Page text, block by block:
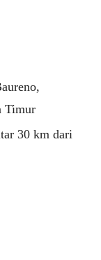
Timur
30 km dari